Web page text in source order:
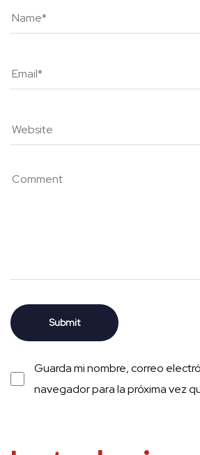
Guarda mi nombre, correo
navegador para la próxima vez